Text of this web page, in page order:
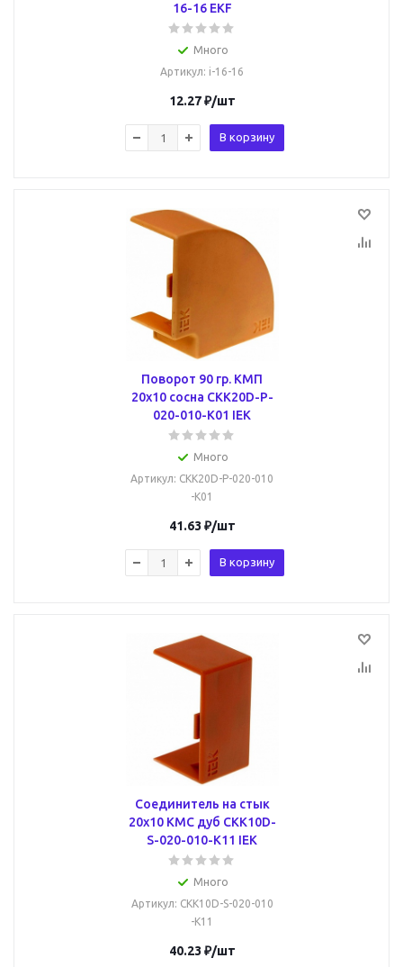
16-16 EKF
Много
Артикул: i-16-16
12.27₽/шт
В корзину
Поворот 90 гр. КМП
20х10 сосна CKK20D-P-
020-010-K01 IEK
Много
Артикул: CKK20D-P-020-010
-K01
41.63 ₽/шт
В корзину
Соединитель на стык
20х10 КМС дуб CKK10D-
S-020-010-K11 IEK
Много
Артикул: CKK10D-S-020-010
-K11
40.23 ₽/шт